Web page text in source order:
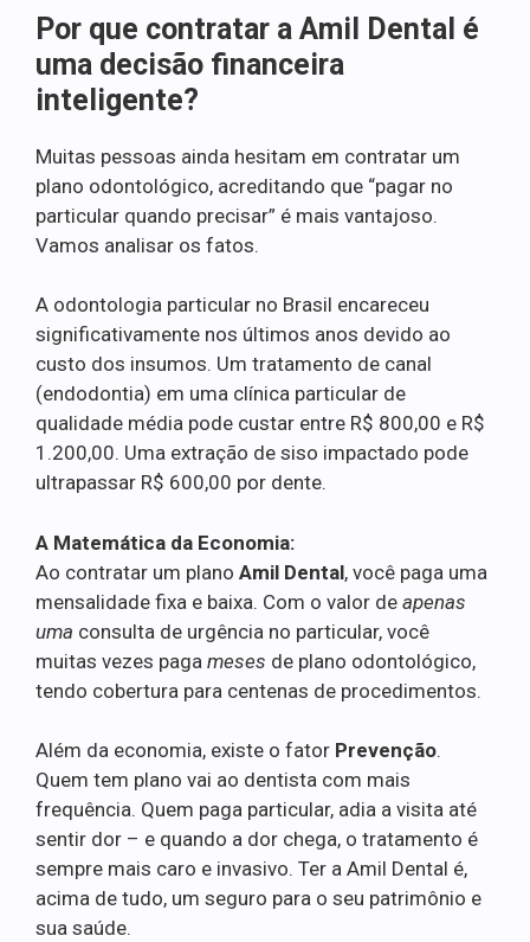
Por que contratar a Amil Dental é
uma decisão financeira
inteligente?
Muitas pessoas ainda hesitam em contratar um
plano odontológico, acreditando que “pagar no
particular quando precisar” é mais vantajoso.
Vamos analisar os fatos.
A odontologia particular no Brasil encareceu
significativamente nos últimos anos devido ao
custo dos insumos. Um tratamento de canal
(endodontia) em uma clínica particular de
qualidade média pode custar entre R$ 800,00 e R$
1.200,00. Uma extração de siso impactado pode
ultrapassar R$ 600,00 por dente.
A Matemática da Economia:
Ao contratar um plano Amil Dental, você paga uma
mensalidade fixa e baixa. Com o valor de apenas
uma consulta de urgência no particular, você
muitas vezes paga meses de plano odontológico,
tendo cobertura para centenas de procedimentos.
Além da economia, existe o fator Prevenção.
Quem tem plano vai ao dentista com mais
frequência. Quem paga particular, adia a visita até
sentir dor – e quando a dor chega, o tratamento é
sempre mais caro e invasivo. Ter a Amil Dental é,
acima de tudo, um seguro para o seu patrimônio e
sua saúde.